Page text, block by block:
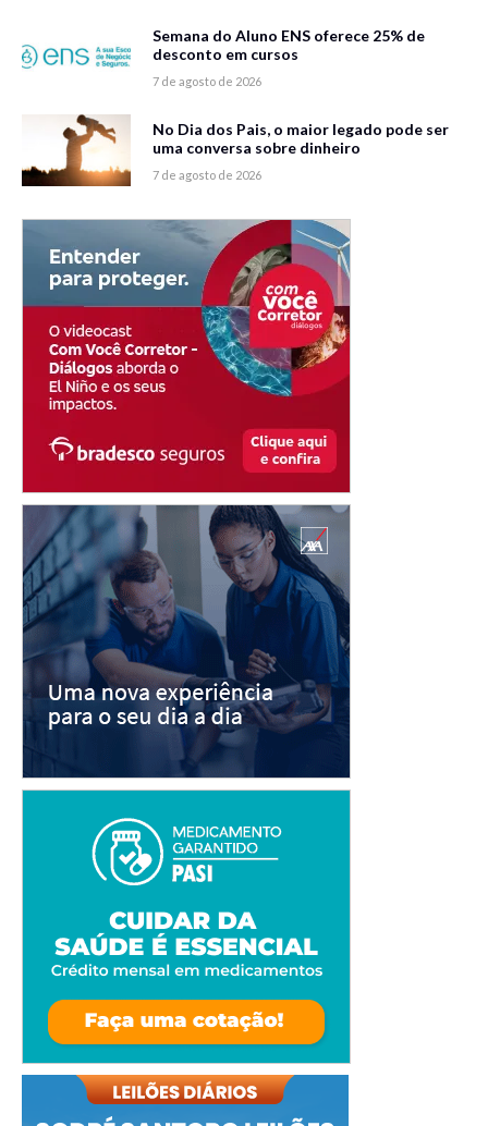
Semana do Aluno ENS oferece 25% de
desconto em cursos
7 de agosto de 2026
No Dia dos Pais, o maior legado pode ser
uma conversa sobre dinheiro
7 de agosto de 2026